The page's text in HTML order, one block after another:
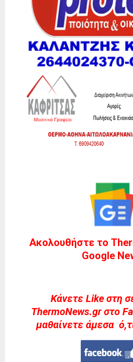
Ακολουθήστε το
Google
Kάνετε Like στη
ThermoNews.gr στο
μαθαίνετε άμεσα